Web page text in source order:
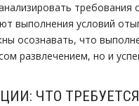
выполнения условий
осознавать, что
развлечением, но и
ЧТО